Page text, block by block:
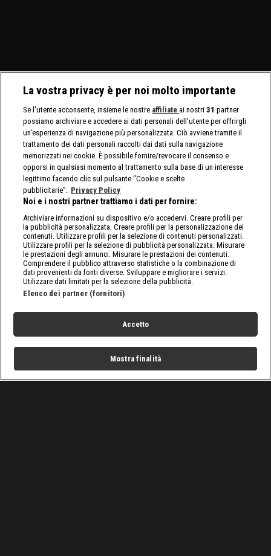
La vostra privacy è per noi molto importante
Se l'utente acconsente, insieme le nostre affiliate ai nostri31 partner
possiamo archiviare e accedere ai dati personali dell'utente per offrirgli
un'esperienza di navigazione più personalizzata. Ciò avviene tramite il
trattamento dei dati personali raccolti dai dati sulla navigazione
memorizzati nei cookie. È possibile fornire/revocare il consenso e
opporsi in qualsiasi momento al trattamento sulla base di un interesse
legittimo facendo clic sul pulsante “Cookie e scelte
pubblicitarie”. Privacy Policy
Noi e i nostri partner trattiamo i dati per fornire:
Archiviare informazioni su dispositivo e/o accedervi. Creare profili per
la pubblicità personalizzata. Creare profili per la personalizzazione dei
contenuti. Utilizzare profili per la selezione di contenuti personalizzati.
Utilizzare profili per la selezione di pubblicità personalizzata. Misurare
le prestazioni degli annunci. Misurare le prestazioni dei contenuti.
Comprendere il pubblico attraverso statistiche o la combinazione di
dati provenienti da fonti diverse. Sviluppare e migliorare i servizi.
Utilizzare dati limitati per la selezione della pubblicità.
Elenco dei partner (fornitori)
Accetto
Mostra finalità